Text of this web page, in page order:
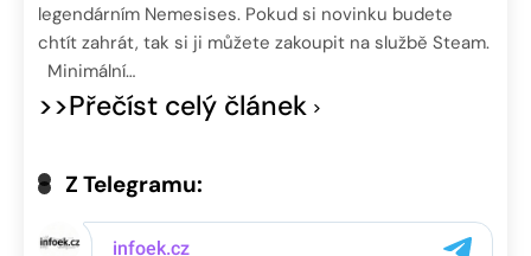
legendárním Nemesises. Pokud si novinku budete
chtít zahrát, tak si ji můžete zakoupit na službě Steam.
Minimální…
>>Přečíst celý článek
Z Telegramu: